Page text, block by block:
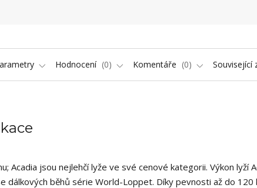
Hodnocení 0 Komentáře 0 Související
Acadia jsou nejlehčí lyže ve své cenové kategorii. Výkon lyží
dálkových běhů série World-Loppet. Díky pevnosti až do